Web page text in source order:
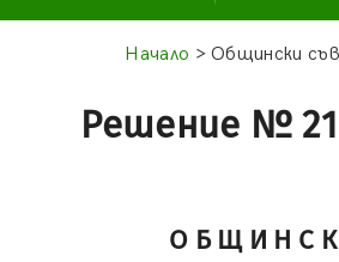
Начало > Общински
Решение №